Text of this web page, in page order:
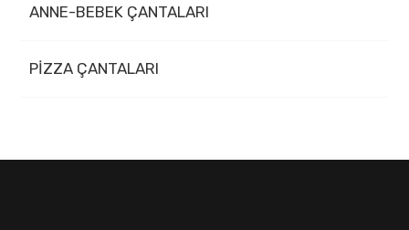
ANNE-BEBEK ÇANTALARI
PİZZA ÇANTALARI